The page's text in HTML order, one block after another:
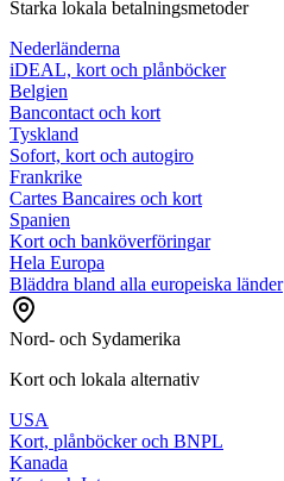
Starka lokala betalningsmetoder
Nederländerna
iDEAL, kort och plånböcker
Belgien
Bancontact och kort
Tyskland
Sofort, kort och autogiro
Frankrike
Cartes Bancaires och kort
Spanien
Kort och banköverföringar
Hela Europa
Bläddra bland alla europeiska länder
Nord- och Sydamerika
Kort och lokala alternativ
USA
Kort, plånböcker och BNPL
Kanada